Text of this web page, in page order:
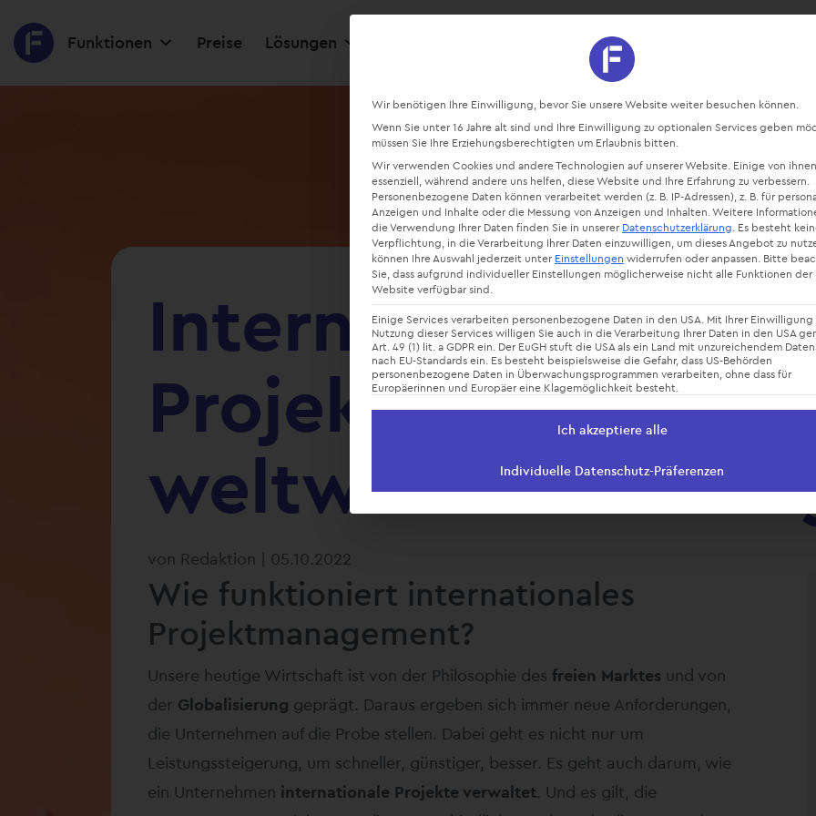
Funktionen Preise Lösungen
Internationales
weltweit in
von Redaktion 05.10.2022
Wie funktioniert internationales
Projektmanagement?
Unsere heutige Wirtschaft ist von der Philosophie des freien Marktes und von
der Globalisierung geprägt. Daraus ergeben sich immer neue Anforderungen,
die Unternehmen auf die Probe stellen. Dabei geht es nicht nur um
Leistungssteigerung, um schneller, günstiger, besser. Es geht auch darum, wie
ein Unternehmen internationale Projekte verwaltet. Und es gilt, die
Datenschutz-Präferenz
Wir benötigen Ihre Einwilligung, bevor Sie unsere Website weiter besuchen können.
Wenn Sie unter 16 Jahre alt sind und Ihre Einwilligung zu optionalen Services geben
müssen Sie Ihre Erziehungsberechtigten um Erlaubnis bitten.
Wir verwenden Cookies und andere Technologien auf unserer Website. Einige von
essenziell, während andere uns helfen, diese Website und Ihre Erfahrung zu verbessern.
Personenbezogene Daten können verarbeitet werden (z. B. IP-Adressen), z. B. für
Anzeigen und Inhalte oder die Messung von Anzeigen und Inhalten.Weitere
die Verwendung Ihrer Daten finden Sie in unserer Datenschutzerklärung. Es besteht
Verpflichtung, in die Verarbeitung Ihrer Daten einzuwilligen, um dieses Angebot zu
können Ihre Auswahl jederzeit unter Einstellungen widerrufen oder anpassen. Bitte
Sie, dass aufgrund individueller Einstellungen möglicherweise nicht alle Funktionen der
Website verfügbar sind.
Einige Services verarbeiten personenbezogene Daten in den USA. Mit Ihrer Einwilligung
Nutzung dieser Services willigen Sie auch in die Verarbeitung Ihrer Daten in den USA
Art. 49 (1) lit. a GDPR ein. Der EuGH stuft die USA als ein Land mit unzureichendem
nach EU-Standards ein. Es besteht beispielsweise die Gefahr, dass US-Behörden
personenbezogene Daten in Überwachungsprogrammen verarbeiten, ohne dass für
Europäerinnen und Europäer eine Klagemöglichkeit besteht.
Ich akzeptiere alle
Individuelle Datenschutz-Präferenzen